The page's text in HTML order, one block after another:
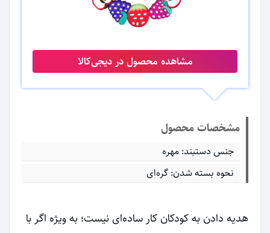
مشاهده محصول در دیجی‌کالا
مشخصات محصول
جنس دستبند: مهره
نحوه بسته شدن: گره‌ای
هدیه دادن به کودکان کار ساده‌ای نیست؛ به ویژه اگر با